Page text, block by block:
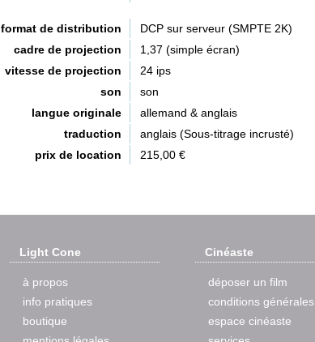
format de distribution
DCP sur serveur (SMPTE 2K)
cadre de projection
1,37 (simple écran)
vitesse de projection
24 ips
son
son
langue originale
allemand & anglais
traduction
anglais (Sous-titrage incrusté)
prix de location
215,00 €
Light Cone
à propos
info pratiques
boutique
Cinéaste
déposer un film
conditions générales
espace cinéaste